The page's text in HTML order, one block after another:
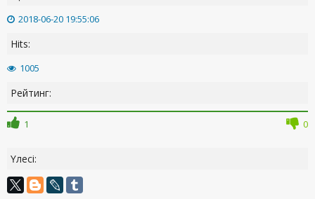
2018-06-20 19:55:06
Hits:
1005
Рейтинг:
1 0
Үлесі: